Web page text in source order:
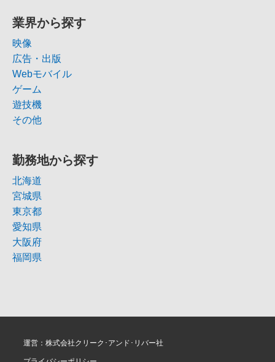
業界から探す
映像
広告・出版
Webモバイル
ゲーム
遊技機
その他
勤務地から探す
北海道
宮城県
東京都
愛知県
大阪府
福岡県
運営：株式会社クリーク･アンド･リバー社